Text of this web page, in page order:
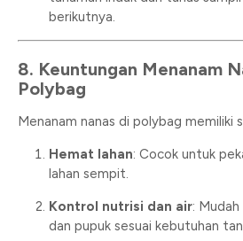
berikutnya.
8. Keuntungan Menanam
Polybag
Menanam nanas di polybag memiliki
Hemat lahan: Cocok untuk
lahan sempit.
Kontrol nutrisi dan air:
dan pupuk sesuai kebutuhan